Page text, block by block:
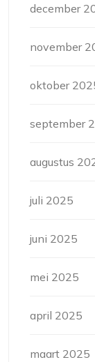
december
november
oktober
september
augustus
juli 2025
juni 2025
mei 2025
april 2025
maart 2025